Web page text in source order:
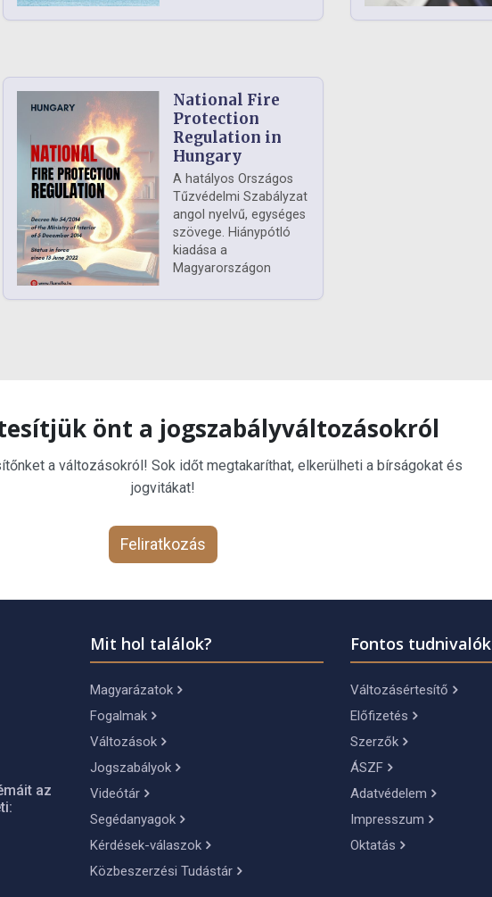
National Fire
Protection
Regulation in
Hungary
A hatályos Országos
Tűzvédelmi Szabályzat
angol nyelvű, egységes
szövege. Hiánypótló
kiadása a
Magyarországon
önt a jogszabályváltozásokról
a változásokról! Sok időt megtakaríthat, elkerülheti a bírságokat és
jogvitákat!
Feliratkozás
az
Mit hol találok?
Magyarázatok
Fogalmak
Változások
Jogszabályok
Videótár
Segédanyagok
Kérdések-válaszok
Közbeszerzési Tudástár
Fontos tudnivalók
Változásértesítő
Előfizetés
Szerzők
ÁSZF
Adatvédelem
Impresszum
Oktatás